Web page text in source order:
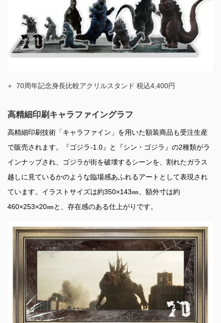
70周年記念身長比較アクリルスタンド 税込4,400円
高精細印刷キャラファイングラフ
高精細印刷技術「キャラファイン」を用いた額装商品も受注生産
で販売されます。『ゴジラ-1.0』と『シン・ゴジラ』の2種類がラ
インナップされ、ゴジラが街を破壊するシーンを、割れたガラス
越しに見ているかのような臨場感あふれるアートとして表現され
ています。イラストサイズは約350×143㎜、額外寸は約
460×253×20㎜と、存在感のある仕上がりです。